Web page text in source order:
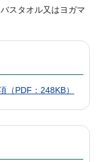
スタオル又はヨガマ
（PDF：248KB）